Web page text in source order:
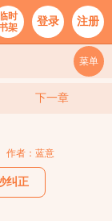
时
架
登录 注册
菜单
下一章
作者：蓝意
纠正